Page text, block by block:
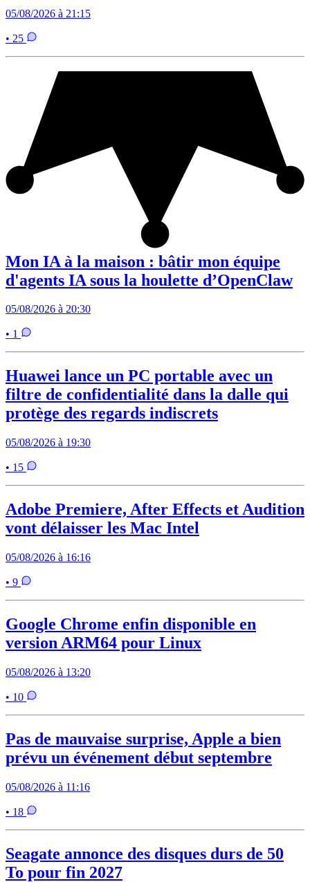
05/08/2026 à 21:15
• 25
Mon IA à la maison : bâtir mon équipe
d'agents IA sous la houlette d’OpenClaw
05/08/2026 à 20:30
• 1
Huawei lance un PC portable avec un
filtre de confidentialité dans la dalle qui
protège des regards indiscrets
05/08/2026 à 19:30
• 15
Adobe Premiere, After Effects et Audition
vont délaisser les Mac Intel
05/08/2026 à 16:16
• 9
Google Chrome enfin disponible en
version ARM64 pour Linux
05/08/2026 à 13:20
• 10
Pas de mauvaise surprise, Apple a bien
prévu un événement début septembre
05/08/2026 à 11:16
• 18
Seagate annonce des disques durs de 50
To pour fin 2027